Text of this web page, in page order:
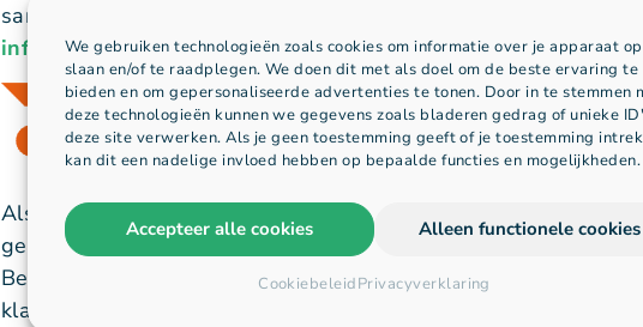
We gebruiken technologieën zoals cookies om informatie over je apparaat
slaan en/of te raadplegen. We doen dit met als doel om de beste ervaring te
bieden en om gepersonaliseerde advertenties te tonen. Door in te stemmen
deze technologieën kunnen we gegevens zoals bladeren gedrag of unieke
deze site verwerken. Als je geen toestemming geeft of je toestemming
kan dit een nadelige invloed hebben op bepaalde functies en mogelijkheden.
Accepteer alle cookies Alleen functionele cookies
CookiebeleidPrivacyverklaring
samenwerkingsmogelijkheden.
info@hihaho.com
Als lid van de NRTO is hihaho
gebonden aan de ‘Gedragscode
Beroep en Bedrijf (zakelijke
klanten)’ en de ‘Gedragscode
Kloekhorststraat 29
CoC: 01166414
VAT-nr:
Accountnummer